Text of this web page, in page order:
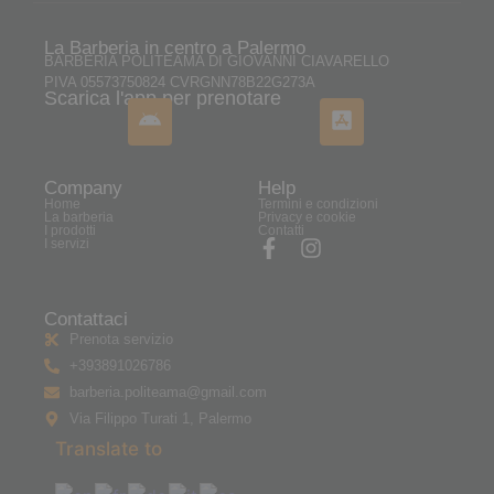
La Barberia in centro a Palermo
BARBERIA POLITEAMA DI GIOVANNI CIAVARELLO
PIVA 05573750824 CVRGNN78B22G273A
Scarica l'app per prenotare
Company
Home
La barberia
I prodotti
I servizi
Help
Termini e condizioni
Privacy e cookie
Contatti
Contattaci
Prenota servizio
+393891026786
barberia.politeama@gmail.com
Via Filippo Turati 1, Palermo
Translate to